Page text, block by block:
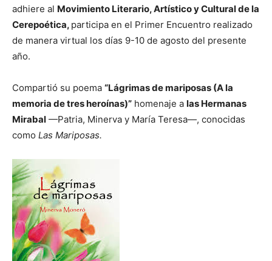
adhiere al Movimiento Literario, Artístico y Cultural de la
Cerepoética, participa en el Primer Encuentro realizado
de manera virtual los días 9-10 de agosto del presente
año.
Compartió su poema “Lágrimas de mariposas (A la
memoria de tres heroínas)” homenaje a las Hermanas
Mirabal —Patria, Minerva y María Teresa—, conocidas
como Las Mariposas.